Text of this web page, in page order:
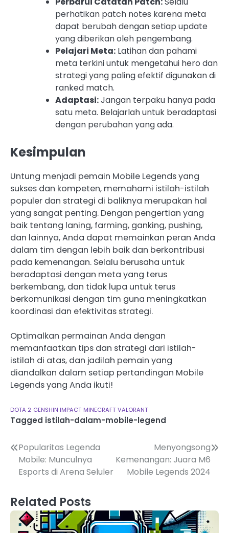
perhatikan patch notes karena meta
dapat berubah dengan setiap update
yang diberikan oleh pengembang.
Pelajari Meta: Latihan dan pahami
meta terkini untuk mengetahui hero dan
strategi yang paling efektif digunakan di
ranked match.
Adaptasi:Jangan terpaku hanya pada
satu meta. Belajarlah untuk beradaptasi
dengan perubahan yang ada.
Kesimpulan
Untung menjadi pemain Mobile Legends yang
sukses dan kompeten, memahami istilah-istilah
populer dan strategi di baliknya merupakan hal
yang sangat penting. Dengan pengertian yang
baik tentang laning, farming, ganking, pushing,
dan lainnya, Anda dapat memainkan peran Anda
dalam tim dengan lebih baik dan berkontribusi
pada kemenangan. Selalu berusaha untuk
beradaptasi dengan meta yang terus
berkembang, dan tidak lupa untuk terus
berkomunikasi dengan tim guna meningkatkan
koordinasi dan efektivitas strategi.
Optimalkan permainan Anda dengan
memanfaatkan tips dan strategi dari istilah-
istilah di atas, dan jadilah pemain yang
diandalkan dalam setiap pertandingan Mobile
Legends yang Anda ikuti!
DOTA 2 GENSHIN IMPACT MINECRAFT VALORANT
Tagged istilah-dalam-mobile-legend
Post
navigation
Popularitas Legenda
Mobile: Munculnya
Esports di Arena Seluler
Menyongsong
Kemenangan: Juara M6
Mobile Legends 2024
Related Posts